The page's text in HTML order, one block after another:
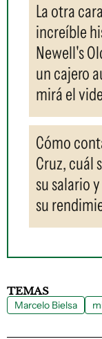
La otra
increíble
Newell's
un cajero
mirá el
Cómo
Cruz, cuál
su salario
su
TEMAS
Marcelo Bielsa